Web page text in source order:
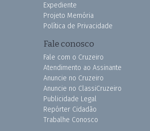
Expediente
Projeto Memória
Política de Privacidade
Fale conosco
Fale com o Cruzeiro
Atendimento ao Assinante
Anuncie no Cruzeiro
Anuncie no ClassiCruzeiro
Publicidade Legal
Repórter Cidadão
Trabalhe Conosco